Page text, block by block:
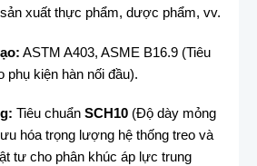
xuất thực phẩm, dược phẩm, vv.
ASTM A403, ASME B16.9 (Tiêu
phụ kiện hàn nối đầu).
Tiêu chuẩnSCH10 (Độ dày mỏng
hóa trọng lượng hệ thống treo và
tư cho phân khúc áp lực trung